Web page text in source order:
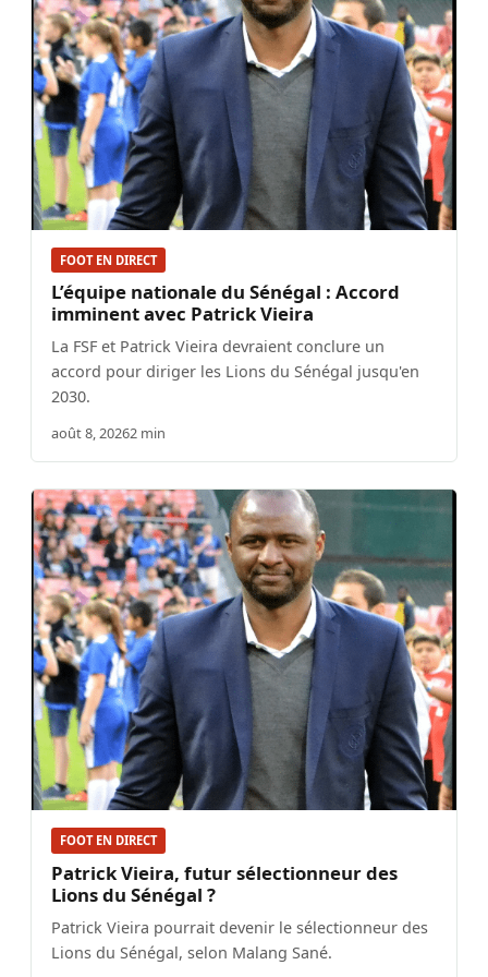
FOOT EN DIRECT
L’équipe nationale du Sénégal : Accord
imminent avec Patrick Vieira
La FSF et Patrick Vieira devraient conclure un
accord pour diriger les Lions du Sénégal jusqu'en
2030.
août 8, 20262 min
FOOT EN DIRECT
Patrick Vieira, futur sélectionneur des
Lions du Sénégal ?
Patrick Vieira pourrait devenir le sélectionneur des
Lions du Sénégal, selon Malang Sané.